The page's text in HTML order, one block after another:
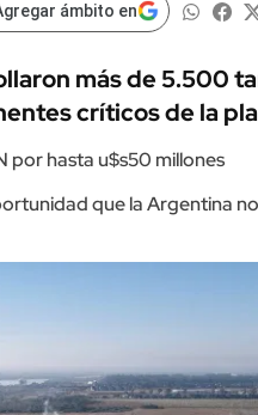
ámbito en
más de 5.500
críticos de la
por hasta u$s50 millones
que la Argentina